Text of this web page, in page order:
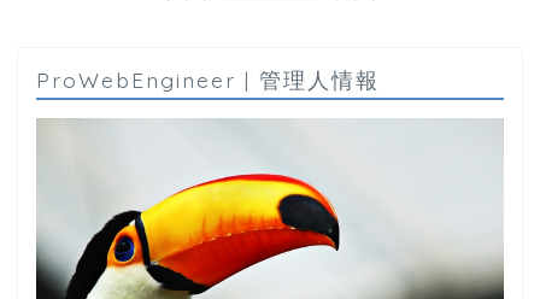
ProWebEngineer | 管理人情報